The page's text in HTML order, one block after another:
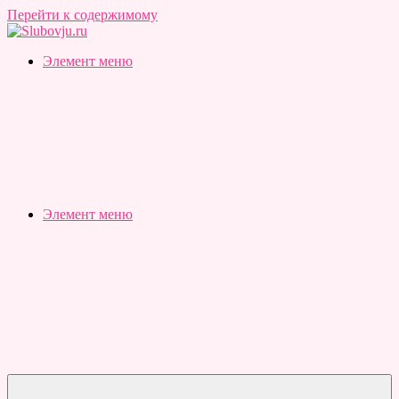
Перейти к содержимому
Slubovju.ru
Бесплатные
Элемент меню
Элемент меню